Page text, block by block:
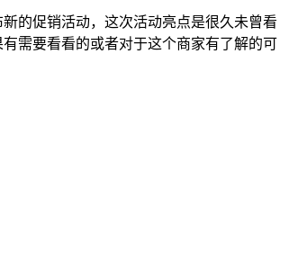
的促销活动，这次活动亮点是很久未曾看
需要看看的或者对于这个商家有了解的可